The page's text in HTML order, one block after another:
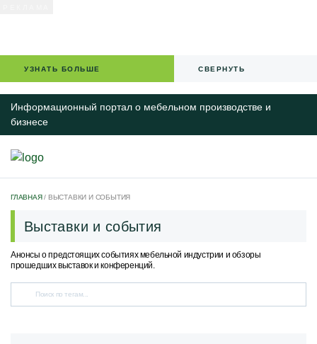
УЗНАТЬ БОЛЬШЕ СВЕРНУТЬ
Информационный портал о мебельном производстве и
бизнесе
НОВОСТИ
IT-РЕШЕНИЯ ДЛЯ БИЗНЕСА
КАЛЕНДАРЬ МЕРОПРИЯТИЙ
СПЕЦПРОЕКТЫ
МЕБЕЛЬНЫЙ БИЗНЕС
ГЛАВНАЯ/ ВЫСТАВКИ И СОБЫТИЯ
Выставки и события
Анонсы о предстоящих событиях мебельной индустрии и обзоры
прошедших выставок и конференций.